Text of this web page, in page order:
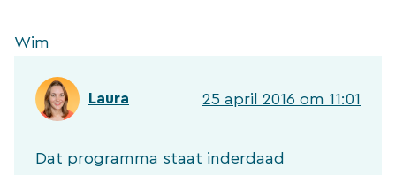
Wim
Laura 25 april 2016 om 11:01
Dat programma staat inderdaad